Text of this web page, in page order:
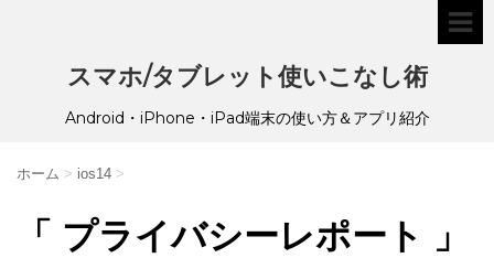
スマホ/タブレット使いこなし術
Android・iPhone・iPad端末の使い方＆アプリ紹介
ホーム > ios14 >
「 プライバシーレポート 」